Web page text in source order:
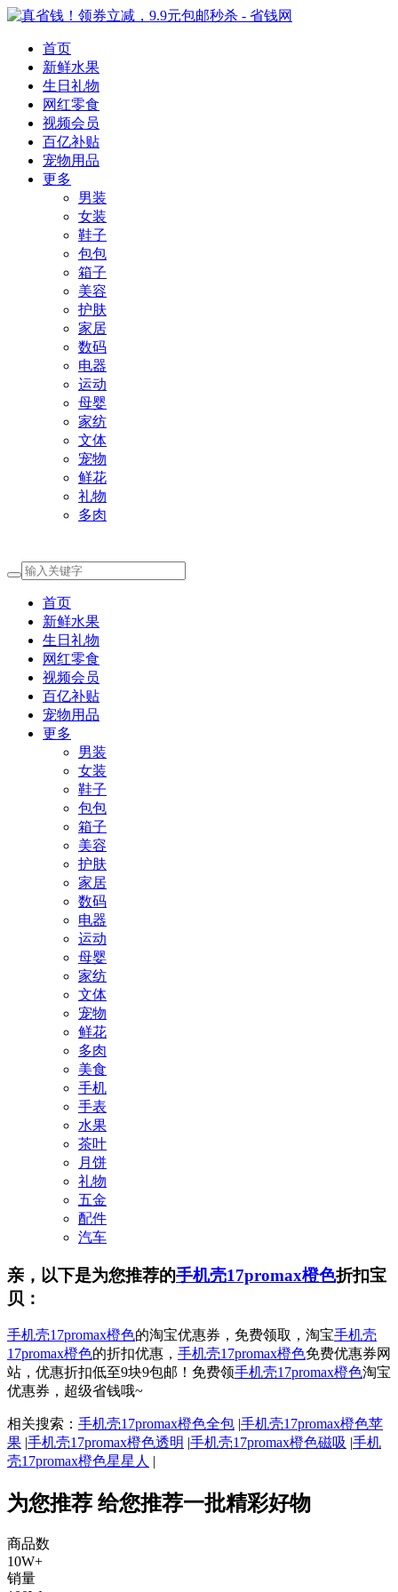
首页
新鲜水果
生日礼物
网红零食
视频会员
百亿补贴
宠物用品
更多
男装
女装
鞋子
包包
箱子
美容
护肤
家居
数码
电器
运动
母婴
家纺
文体
宠物
鲜花
礼物
多肉
首页
新鲜水果
生日礼物
网红零食
视频会员
百亿补贴
宠物用品
更多
男装
女装
鞋子
包包
箱子
美容
护肤
家居
数码
电器
运动
母婴
家纺
文体
宠物
鲜花
多肉
美食
手机
手表
水果
茶叶
月饼
礼物
五金
配件
汽车
亲，以下是为您推荐的手机壳17promax橙色折扣宝
贝：
手机壳17promax橙色的淘宝优惠券，免费领取，淘宝手机壳
17promax橙色的折扣优惠， 手机壳17promax橙色免费优惠券网
站，优惠折扣低至9块9包邮！免费领手机壳17promax橙色淘宝
优惠券，超级省钱哦~
相关搜索： 手机壳17promax橙色全包 |手机壳17promax橙色苹
果 |手机壳17promax橙色透明 |手机壳17promax橙色磁吸 |手机
壳17promax橙色星星人 |
为您推荐 给您推荐一批精彩好物
商品数
10W+
销量